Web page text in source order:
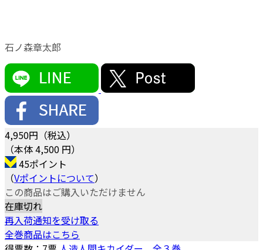
石ノ森章太郎
4,950円（税込）
（本体 4,500 円）
45ポイント
（Vポイントについて）
この商品はご購入いただけません
在庫切れ
再入荷通知を受け取る
全巻商品はこちら